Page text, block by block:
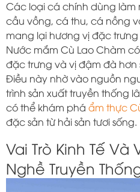
Các loại cá chính dùng
cầu vồng, cá thu, cá nồng
mang lại hương vị đặc
Nước mắm Cù Lao Chàm
đặc trưng và vị đậm đà hơn
Điều này nhờ vào nguồn
trình sản xuất truyền thống
có thể khám phá ẩm thực
đặc sản từ hải sản tươi sống.
Vai Trò Kinh Tế Và
Nghề Truyền